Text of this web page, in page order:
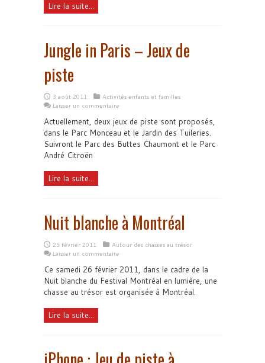
Lire la suite...
Jungle in Paris – Jeux de
piste
3 août 2011
Activités enfants et familles
Laisser un commentaire
Actuellement, deux jeux de piste sont proposés,
dans le Parc Monceau et le Jardin des Tuileries.
Suivront le Parc des Buttes Chaumont et le Parc
André Citroën
Lire la suite...
Nuit blanche à Montréal
25 février 2011
Autour des chasses au trésor
Laisser un commentaire
Ce samedi 26 février 2011, dans le cadre de la
Nuit blanche du Festival Montréal en lumière, une
chasse au trésor est organisée à Montréal.
Lire la suite...